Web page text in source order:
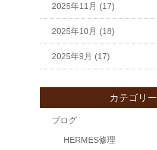
2025年11月 (17)
2025年10月 (18)
2025年9月 (17)
カテゴリー
ブログ
HERMES修理